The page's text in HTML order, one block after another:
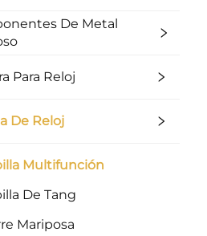
De Metal
Para Reloj
De Reloj
Multifunción
De Tang
Mariposa